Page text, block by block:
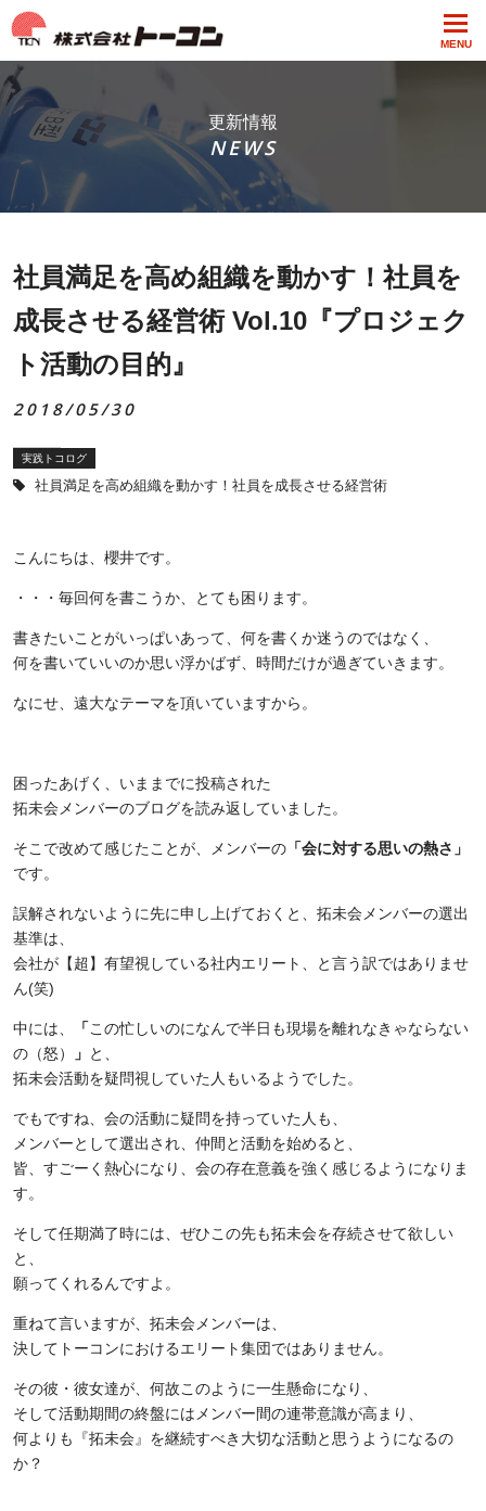
MENU
更新情報
NEWS
社員満足を高め組織を動かす！社員を
成長させる経営術 Vol.10『プロジェク
ト活動の目的』
2018/05/30
実践トコログ
社員満足を高め組織を動かす！社員を成長させる経営術
こんにちは、櫻井です。
・・・毎回何を書こうか、とても困ります。
書きたいことがいっぱいあって、何を書くか迷うのではなく、
何を書いていいのか思い浮かばず、時間だけが過ぎていきます。
なにせ、遠大なテーマを頂いていますから。
困ったあげく、いままでに投稿された
拓未会メンバーのブログを読み返していました。
そこで改めて感じたことが、メンバーの 「会に対する思いの熱さ」
です。
誤解されないように先に申し上げておくと、拓未会メンバーの選出
基準は、
会社が【超】有望視している社内エリート、と言う訳ではありませ
ん(笑)
中には、 「この忙しいのになんで半日も現場を離れなきゃならない
の（怒）
」 と、
拓未会活動を疑問視していた人もいるようでした。
でもですね、会の活動に疑問を持っていた人も、
メンバーとして選出され、仲間と活動を始めると、
皆、すごーく熱心になり、会の存在意義を強く感じるようになりま
す。
そして任期満了時には、ぜひこの先も拓未会を存続させて欲しい
と、
願ってくれるんですよ。
重ねて言いますが、拓未会メンバーは、
決してトーコンにおけるエリート集団ではありません。
その彼・彼女達が、何故このように一生懸命になり、
そして活動期間の終盤にはメンバー間の連帯意識が高まり、
何よりも『拓未会』を継続すべき大切な活動と思うようになるの
か？